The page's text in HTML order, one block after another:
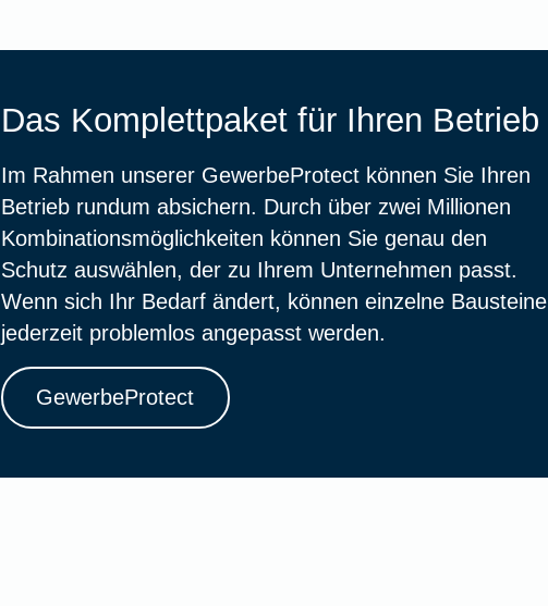
Das Komplettpaket für Ihren Betrieb
Im Rahmen unserer GewerbeProtect können Sie Ihren
Betrieb rundum absichern. Durch über zwei Millionen
Kombinationsmöglichkeiten können Sie genau den
Schutz auswählen, der zu Ihrem Unternehmen passt.
Wenn sich Ihr Bedarf ändert, können einzelne Bausteine
jederzeit problemlos angepasst werden.
GewerbeProtect